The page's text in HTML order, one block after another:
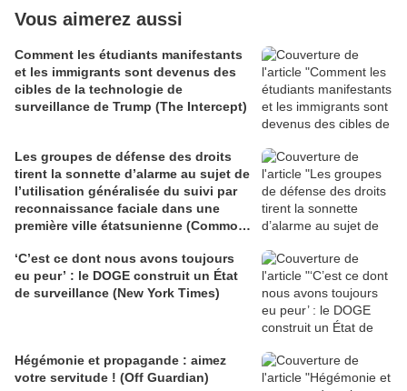
Vous aimerez aussi
Comment les étudiants manifestants
et les immigrants sont devenus des
cibles de la technologie de
surveillance de Trump (The Intercept)
Les groupes de défense des droits
tirent la sonnette d’alarme au sujet de
l’utilisation généralisée du suivi par
reconnaissance faciale dans une
première ville étatsunienne (Common
‘C’est ce dont nous avons toujours
eu peur’ : le DOGE construit un État
de surveillance (New York Times)
Hégémonie et propagande : aimez
votre servitude ! (Off Guardian)